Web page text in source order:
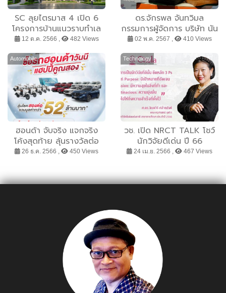
SC ลุยไตรมาส 4 เปิด 6
โครงการบ้านแนวราบทำเล
ศักยภาพ มูลค่ารวม 10680
ล้านบาท พร้อมอัดแคมเปญ
“โปรเยอะจนต้องยิ้ม” รับดี
มานด์ช่วงไฮซีซั่นปลายปี ฟรี!
ค่าส่วนกลางสูงสุด 20 ปี*
วันนี้ - 30 พ.ย.นี้
12 ต.ค. 2566 , 482 Views
ดร.จักรพล จันทวิมล
กรรมการผู้จัดการ บริษัท นัน
ยางมาร์เก็ตติ้ง จำกัด กล่าว
ว่า “ตลอด 3 ปีที่ผ่านมา นัน
ยางได้แสดงจุดยืนยุติปัญหา
การบูลลี่ในโรงเรียน ซึ่งได้รับ
การตอบรับอย่างดีจากทุก
ภาคส่วนโดยเฉพาะนักเรียน
ทั่วประเทศ โดยนันยางยัง
เดินหน้าสานต่อการรณรงค์
ดังกล่าวด้วยการสร้างสรรค์
แคมเปญ “พอดีไม่เหมือน
กัน” เพื่อยุติการสร้างแรง
กดดันและความคาดหวังกับ
เองไปเปรียบเทียบกับเพื่อนๆ
เพราะจะทำให้บั่นทอน
จะช่วยเป็นที่พึ่งทางความคิด
ของเด็กนักเรียนได้อย่างดี
02 พ.ค. 2567 , 410 Views
Automobile
ฮอนด้า จับจริง แจกจริง
โค้งสุดท้าย ลุ้นรางวัลต่อ
เนื่องสองต่อ จากแคมเปญ
ด้าวันนี้ แฮปปี้คูณสอง” เมื่อ
26 ธ.ค. 2566 , 450 Views
Technology
วช. เปิด NRCT TALK โชว์
นักวิจัยดีเด่น ปี 66
“ศ.ดร.จินตวีร์ คล้ายสังข์” ผู้
24 เม.ย. 2566 , 467 Views